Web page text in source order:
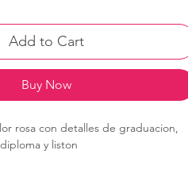
Add to Cart
Buy Now
rosa con detalles de graduacion,
y liston